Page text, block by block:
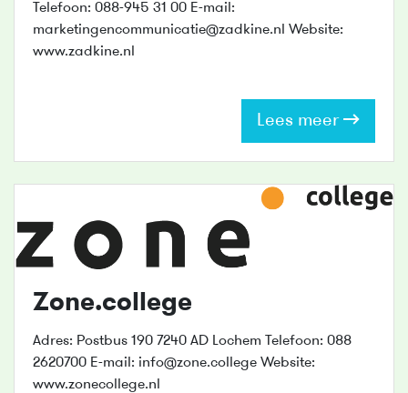
Telefoon: 088-945 31 00 E-mail:
marketingencommunicatie@zadkine.nl Website:
www.zadkine.nl
Lees meer
Zone.college
Adres: Postbus 190 7240 AD Lochem Telefoon: 088
2620700 E-mail: info@zone.college Website:
www.zonecollege.nl